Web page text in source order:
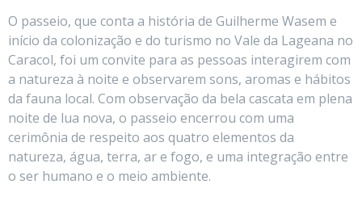
O passeio, que conta a história de Guilherme Wasem e
início da colonização e do turismo no Vale da Lageana no
Caracol, foi um convite para as pessoas interagirem com
a natureza à noite e observarem sons, aromas e hábitos
da fauna local. Com observação da bela cascata em plena
noite de lua nova, o passeio encerrou com uma
cerimônia de respeito aos quatro elementos da
natureza, água, terra, ar e fogo, e uma integração entre
o ser humano e o meio ambiente.